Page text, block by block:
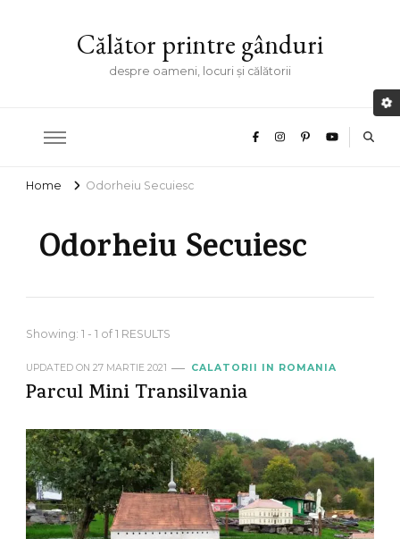
Călător printre gânduri
despre oameni, locuri și călătorii
Home Odorheiu Secuiesc
Odorheiu Secuiesc
Showing: 1 - 1 of 1 RESULTS
UPDATED ON 27 MARTIE 2021 CALATORII IN ROMANIA
Parcul Mini Transilvania